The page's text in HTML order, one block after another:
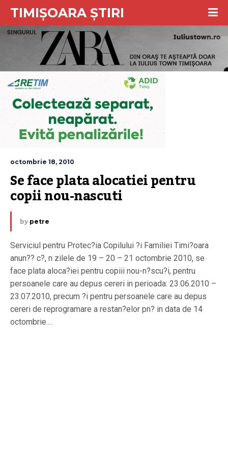
TIMIȘOARA ȘTIRI
octombrie 18, 2010
Se face plata alocatiei pentru
copii nou-nascuti
by petre
Serviciul pentru Protec?ia Copilului ?i Familiei Timi?oara
anun?? c?, n zilele de 19 – 20 – 21 octombrie 2010, se
face plata aloca?iei pentru copiii nou-n?scu?i, pentru
persoanele care au depus cereri in perioada: 23.06.2010 –
23.07.2010, precum ?i pentru persoanele care au depus
cereri de reprogramare a restan?elor pn? in data de 14
octombrie.…